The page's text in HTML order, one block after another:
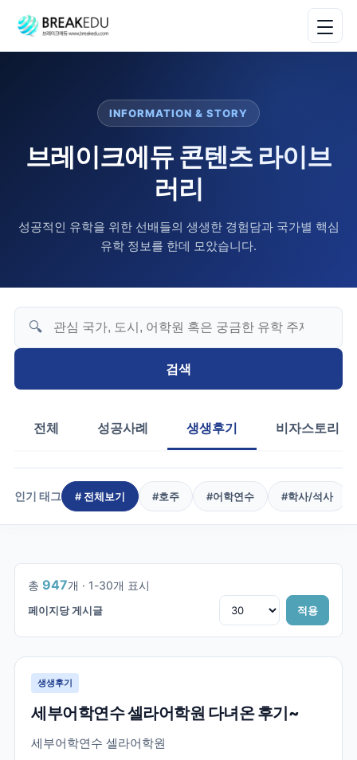
INFORMATION & STORY
브레이크에듀 콘텐츠 라이브
러리
성공적인 유학을 위한 선배들의 생생한 경험담과 국가별 핵심
유학 정보를 한데 모았습니다.
🔍
검색
전체 성공사례 생생후기 비자스토리
인기 태그 # 전체보기 #호주 #어학연수 #학사/석사
총 947개 · 1-30개 표시
페이지당 게시글 적용
1/32
생생후기
세부어학연수 셀라어학원 다녀온 후기~
세부어학연수 셀라어학원